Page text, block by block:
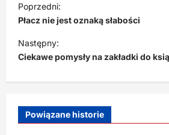
a
w
i
c
Poprzedni:
Płacz nie jest oznaką słabości
Następny:
Ciekawe pomysły na zakładki do
Powiązane historie